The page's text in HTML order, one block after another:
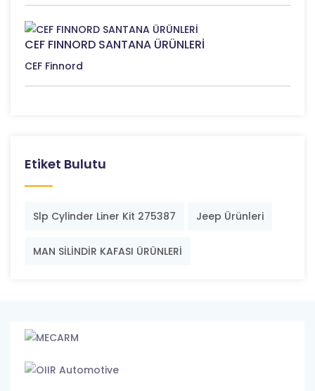
CEF FINNORD SANTANA ÜRÜNLERİ
CEF Finnord
Etiket Bulutu
Slp Cylinder Liner Kit 275387 Jeep Ürünleri
MAN SİLİNDİR KAFASI ÜRÜNLERİ